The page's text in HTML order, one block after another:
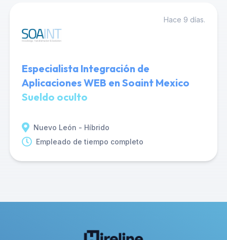
Hace 9 días.
Especialista Integración de
Aplicaciones WEB en Soaint Mexico
Sueldo oculto
Nuevo León - Híbrido
Empleado de tiempo completo